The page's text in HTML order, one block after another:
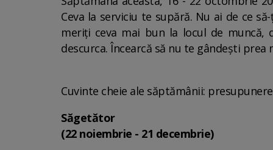
Ceva la serviciu te supără. Nu ai de ce
meriți ceva mai bun la locul de
descurca. Încearcă să nu te gândești prea
Cuvinte cheie ale săptămânii:
Săgetător
(22 noiembrie - 21 decembrie)